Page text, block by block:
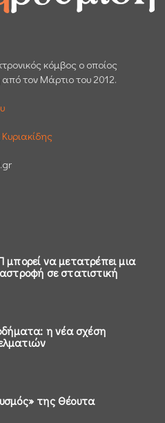
κόμβος ο οποίος
τον Μάρτιο του 2012.
να μετατρέπει μια
σε στατιστική
η νέα σχέση
της Θέουτα